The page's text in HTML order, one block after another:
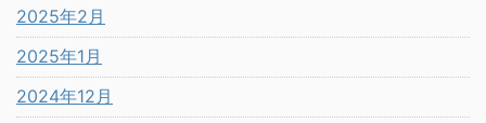
2025年2月
2025年1月
2024年12月